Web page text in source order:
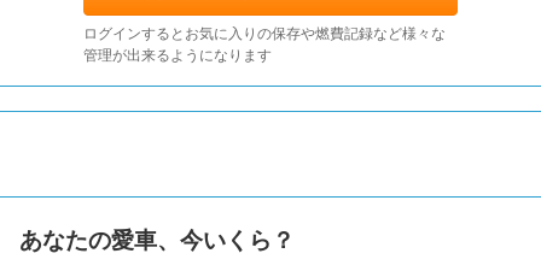
ログインするとお気に入りの保存や燃費記録など様々な
管理が出来るようになります
あなたの愛車、今いくら？